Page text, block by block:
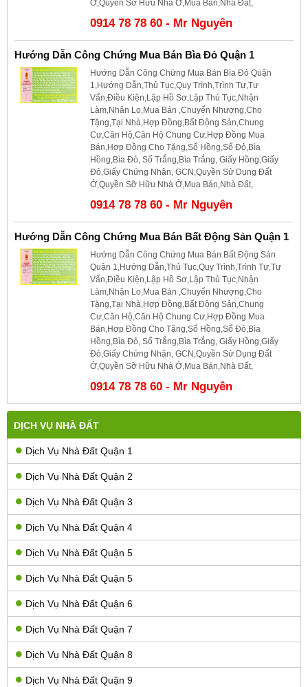
DỊCH VỤ NHÀ ĐẤT
Dịch Vụ Nhà Đất Quận 1
Dịch Vụ Nhà Đất Quận 2
Dịch Vụ Nhà Đất Quận 3
Dịch Vụ Nhà Đất Quận 4
Dịch Vụ Nhà Đất Quận 5
Dịch Vụ Nhà Đất Quận 5
Dịch Vụ Nhà Đất Quận 6
Dịch Vụ Nhà Đất Quận 7
Dịch Vụ Nhà Đất Quận 8
Dịch Vụ Nhà Đất Quận 9
Ở,Quyền Sỡ Hữu Nhà Ở,Mua Bán,Nhà Đất,
0914 78 78 60 - Mr Nguyên
Hướng Dẫn Công Chứng Mua Bán Bìa Đỏ Quận 1
Hướng Dẫn Công Chứng Mua Bán Bìa Đỏ Quận
1,Hướng Dẫn,Thủ Tục,Quy Trình,Trình Tự,Tư
Vấn,Điều Kiện,Lập Hồ Sơ,Lập Thủ Tục,Nhận
Làm,Nhận Lo,Mua Bán ,Chuyển Nhượng,Cho
Tặng,Tại Nhà,Hợp Đồng,Bất Động Sản,Chung
Cư,Căn Hộ,Căn Hộ Chung Cư,Hợp Đồng Mua
Bán,Hợp Đồng Cho Tặng,Sổ Hồng,Sổ Đỏ,Bìa
Hồng,Bìa Đỏ, Sổ Trắng,Bìa Trắng, Giấy Hồng,Giấy
Đỏ,Giấy Chứng Nhận, GCN,Quyền Sử Dụng Đất
Ở,Quyền Sỡ Hữu Nhà Ở,Mua Bán,Nhà Đất,
0914 78 78 60 - Mr Nguyên
Hướng Dẫn Công Chứng Mua Bán Bất Động Sản Quận 1
Hướng Dẫn Công Chứng Mua Bán Bất Động Sản
Quận 1,Hướng Dẫn,Thủ Tục,Quy Trình,Trình Tự,Tư
Vấn,Điều Kiện,Lập Hồ Sơ,Lập Thủ Tục,Nhận
Làm,Nhận Lo,Mua Bán ,Chuyển Nhượng,Cho
Tặng,Tại Nhà,Hợp Đồng,Bất Động Sản,Chung
Cư,Căn Hộ,Căn Hộ Chung Cư,Hợp Đồng Mua
Bán,Hợp Đồng Cho Tặng,Sổ Hồng,Sổ Đỏ,Bìa
Hồng,Bìa Đỏ, Sổ Trắng,Bìa Trắng, Giấy Hồng,Giấy
Đỏ,Giấy Chứng Nhận, GCN,Quyền Sử Dụng Đất
Ở,Quyền Sỡ Hữu Nhà Ở,Mua Bán,Nhà Đất,
0914 78 78 60 - Mr Nguyên